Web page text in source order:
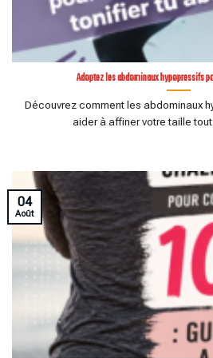
Adoptez les abdominaux hypopressifs
Découvrez comment les abdominaux
aider à affiner votre taille
04
Août